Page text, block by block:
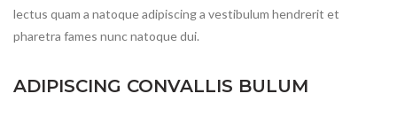
lectus quam a natoque adipiscing a vestibulum hendrerit et
pharetra fames nunc natoque dui.
ADIPISCING CONVALLIS BULUM